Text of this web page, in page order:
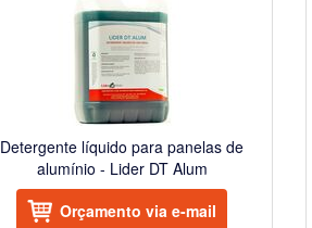
Detergente líquido para panelas de
alumínio - Lider DT Alum
Orçamento via e-mail